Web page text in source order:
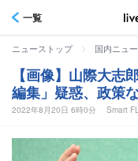
一覧
ニューストップ > 国内ニュ
【画像】山際大志
編集」疑惑、政策
2022年8月20日 6時0分 Smart